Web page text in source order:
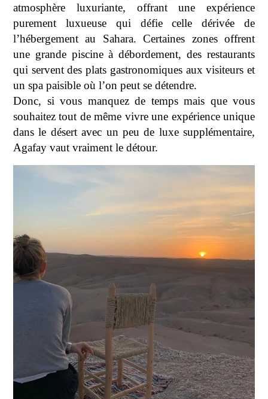
atmosphère luxuriante, offrant une expérience
purement luxueuse qui défie celle dérivée de
l’hébergement au Sahara. Certaines zones offrent
une grande piscine à débordement, des restaurants
qui servent des plats gastronomiques aux visiteurs et
un spa paisible où l’on peut se détendre.
Donc, si vous manquez de temps mais que vous
souhaitez tout de même vivre une expérience unique
dans le désert avec un peu de luxe supplémentaire,
Agafay vaut vraiment le détour.